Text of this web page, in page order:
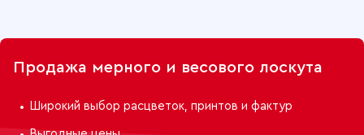
Продажа мерного и весового лоскута
Широкий выбор расцветок, принтов и фактур